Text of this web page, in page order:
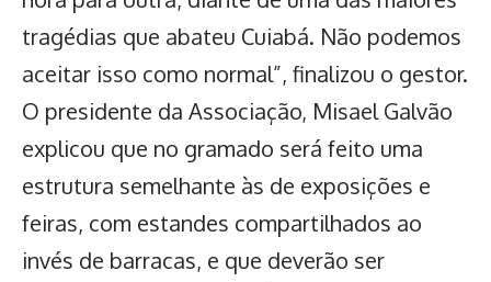
tragédias que abateu Cuiabá. Não podemos
aceitar isso como normal”, finalizou o gestor.
O presidente da Associação, Misael Galvão
explicou que no gramado será feito uma
estrutura semelhante às de exposições e
feiras, com estandes compartilhados ao
invés de barracas, e que deverão ser